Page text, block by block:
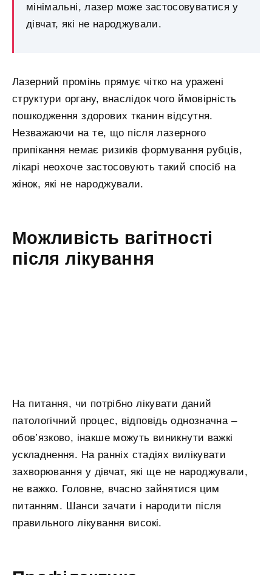
мінімальні, лазер може застосовуватися у
дівчат, які не народжували.
Лазерний промінь прямує чітко на уражені
структури органу, внаслідок чого ймовірність
пошкодження здорових тканин відсутня.
Незважаючи на те, що після лазерного
припікання немає ризиків формування рубців,
лікарі неохоче застосовують такий спосіб на
жінок, які не народжували.
Можливість вагітності
після лікування
На питання, чи потрібно лікувати даний
патологічний процес, відповідь однозначна –
обов’язково, інакше можуть виникнути важкі
ускладнення. На ранніх стадіях вилікувати
захворювання у дівчат, які ще не народжували,
не важко. Головне, вчасно зайнятися цим
питанням. Шанси зачати і народити після
правильного лікування високі.